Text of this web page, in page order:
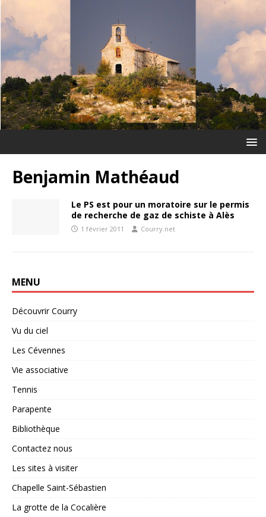
Benjamin Mathéaud
Le PS est pour un moratoire sur le permis
de recherche de gaz de schiste à Alès
1 février 2011 Courry.net
MENU
Découvrir Courry
Vu du ciel
Les Cévennes
Vie associative
Tennis
Parapente
Bibliothèque
Contactez nous
Les sites à visiter
Chapelle Saint-Sébastien
La grotte de la Cocalière